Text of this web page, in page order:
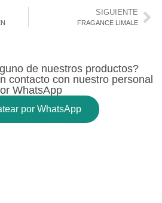
SIGUIENTE
FRAGANCE LIMALE
de nuestros productos?
contacto con nuestro personal
WhatsApp
por WhatsApp